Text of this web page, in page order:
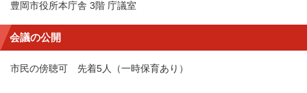
豊岡市役所本庁舎 3階 庁議室
会議の公開
市民の傍聴可 先着5人（一時保育あり）